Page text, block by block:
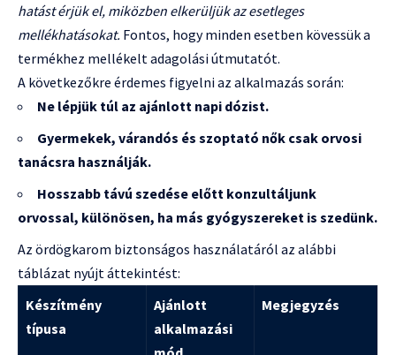
hatást érjük el, miközben elkerüljük az esetleges
mellékhatásokat. Fontos, hogy minden esetben kövessük a
termékhez mellékelt adagolási útmutatót.
A következőkre érdemes figyelni az alkalmazás során:
Ne lépjük túl az ajánlott napi dózist.
Gyermekek, várandós és szoptató nők csak orvosi
tanácsra használják.
Hosszabb távú szedése előtt konzultáljunk
orvossal, különösen, ha más gyógyszereket is szedünk.
Az ördögkarom biztonságos használatáról az alábbi
táblázat nyújt áttekintést:
Készítmény
típusa
Ajánlott
alkalmazási
Megjegyzés